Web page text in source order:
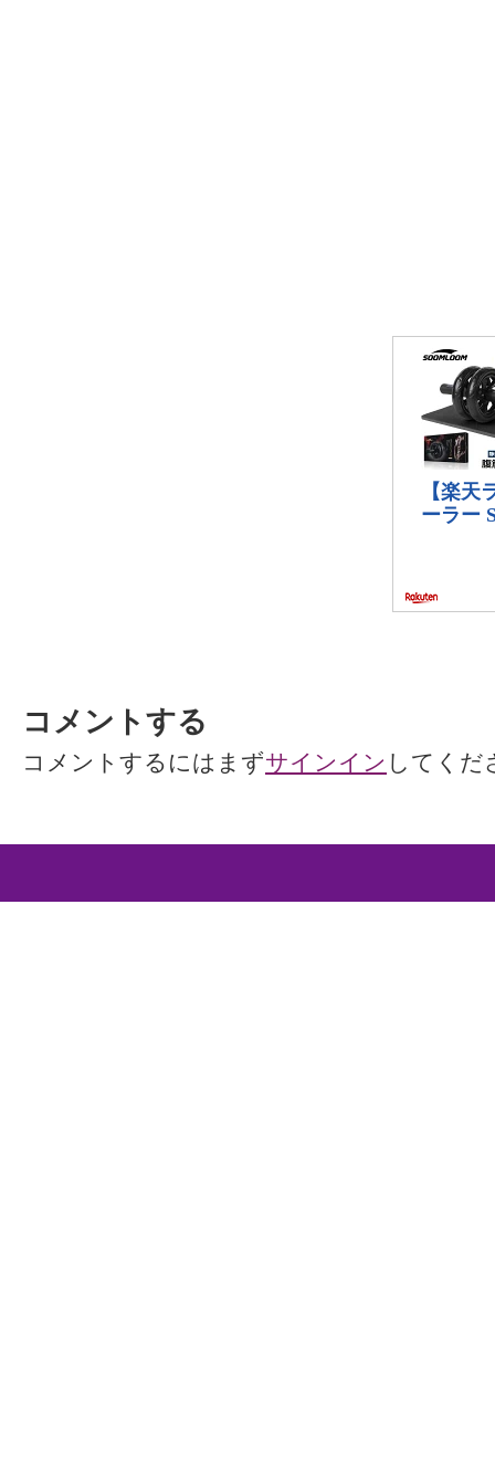
コメントする
コメントするにはまずサインイン してくだ